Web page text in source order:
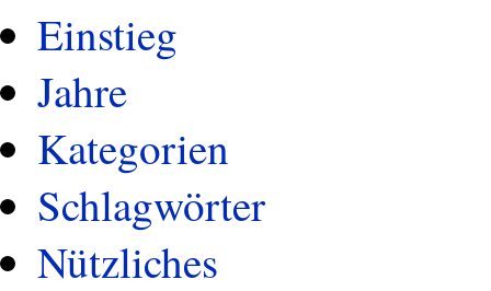
Einstieg
Jahre
Kategorien
Schlagwörter
Nützliches